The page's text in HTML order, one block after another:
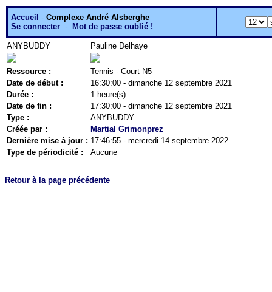
Accueil - Complexe André Alsberghe
Se connecter - Mot de passe oublié !
ANYBUDDY Pauline Delhaye
Ressource :
Tennis - Court N5
Date de début :
16:30:00 - dimanche 12 septembre 2021
Durée :
1 heure(s)
Date de fin :
17:30:00 - dimanche 12 septembre 2021
Type :
ANYBUDDY
Créée par :
Martial Grimonprez
Dernière mise à jour : 17:46:55 - mercredi 14 septembre 2022
Type de périodicité :
Aucune
Retour à la page précédente